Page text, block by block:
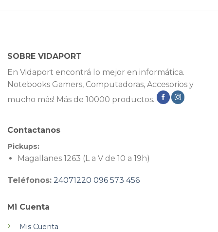
SOBRE VIDAPORT
En Vidaport encontrá lo mejor en informática.
Notebooks Gamers, Computadoras, Accesorios y
mucho más! Más de 10000 productos.
Mi Cuenta
Mis Cuenta
Contactanos
Pickups:
Magallanes 1263 (L a V de 10 a 19h)
Teléfonos: 24071220 096 573 456